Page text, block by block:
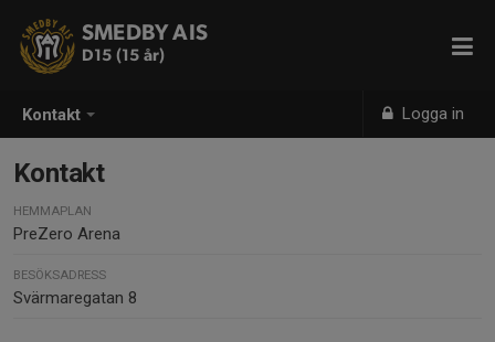
Kontakt Logga in
SMEDBY AIS
D15 (15 år)
Kontakt
HEMMAPLAN
PreZero Arena
BESÖKSADRESS
Svärmaregatan 8